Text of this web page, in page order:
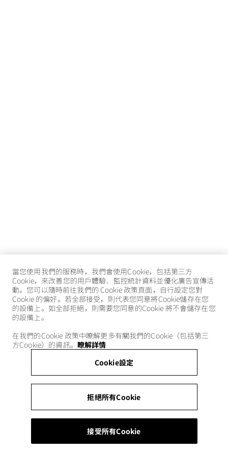
當您使用我們的服務時，我們會使用Cookie，包括第三方
Cookie，來改善您的用戶體驗、監控統計資料並優化廣告宣傳活
動。您可以隨時前往我們的 Cookie 政策頁面，自行設定您對
Cookie 的偏好。若全部接受，則代表您同意將Cookie儲存在您
的設備上。如全部拒絕，則需要您同意的Cookie 將不會儲存在您
的設備上。
在我們的Cookie 政策中瞭解更多有關我們的Cookie（包括第三
方Cookie）的資訊。 瞭解詳情
Cookie設定
拒絕所有Cookie
接受所有Cookie